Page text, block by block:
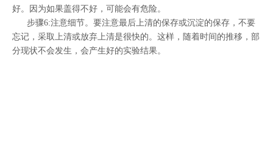
好。因为如果盖得不好，可能会有危险。
步骤6:注意细节。要注意最后上清的保存或沉淀的保存，不要
忘记，采取上清或放弃上清是很快的。这样，随着时间的推移，部
分现状不会发生，会产生好的实验结果。